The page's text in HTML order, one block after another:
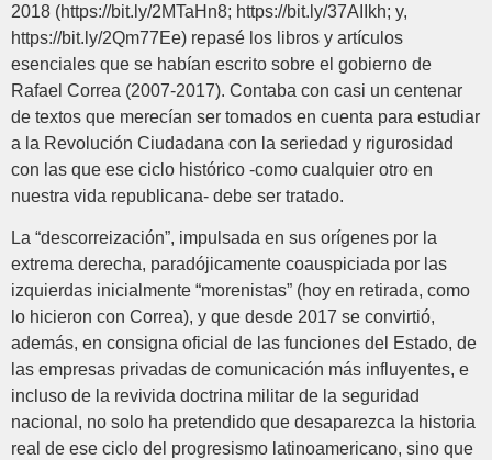
2018 (https://bit.ly/2MTaHn8; https://bit.ly/37AIIkh; y,
https://bit.ly/2Qm77Ee) repasé los libros y artículos
esenciales que se habían escrito sobre el gobierno de
Rafael Correa (2007-2017). Contaba con casi un centenar
de textos que merecían ser tomados en cuenta para estudiar
a la Revolución Ciudadana con la seriedad y rigurosidad
con las que ese ciclo histórico -como cualquier otro en
nuestra vida republicana- debe ser tratado.
La “descorreización”, impulsada en sus orígenes por la
extrema derecha, paradójicamente coauspiciada por las
izquierdas inicialmente “morenistas” (hoy en retirada, como
lo hicieron con Correa), y que desde 2017 se convirtió,
además, en consigna oficial de las funciones del Estado, de
las empresas privadas de comunicación más influyentes, e
incluso de la revivida doctrina militar de la seguridad
nacional, no solo ha pretendido que desaparezca la historia
real de ese ciclo del progresismo latinoamericano, sino que